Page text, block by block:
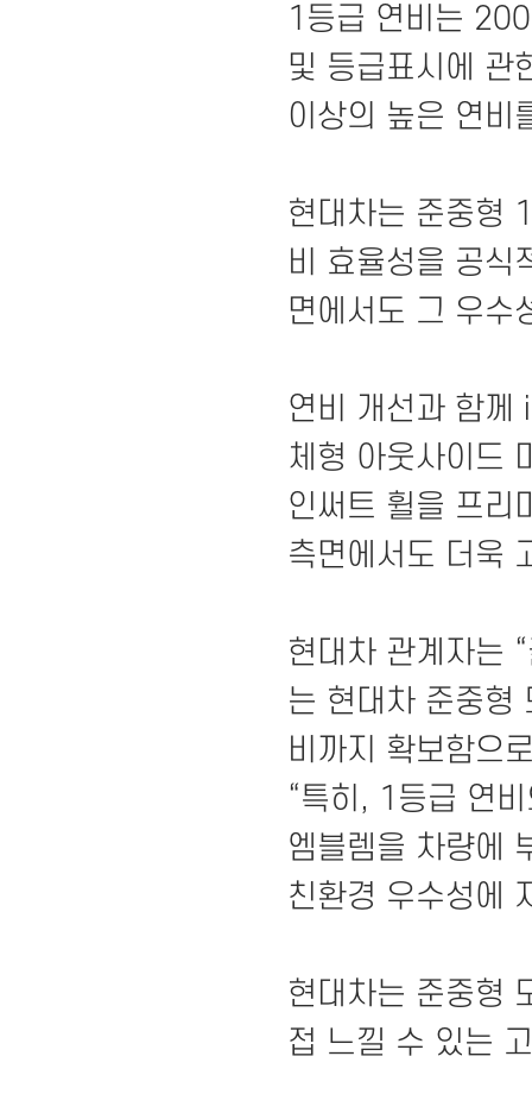
1등급 연비는
및 등급표시에 관
이상의 높은 연비
현대차는 준중형
비 효율성을 공식
면에서도 그 우수
연비 개선과 함께
체형 아웃사이드
인써트 휠을 프리
측면에서도 더욱
현대차 관계자는
는 현대차 준중형
비까지 확보함으
“특히, 1등급 연
엠블렘을 차량에
친환경 우수성에
현대차는 준중형
접 느낄 수 있는